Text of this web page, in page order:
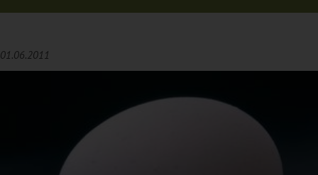
01.06.2011